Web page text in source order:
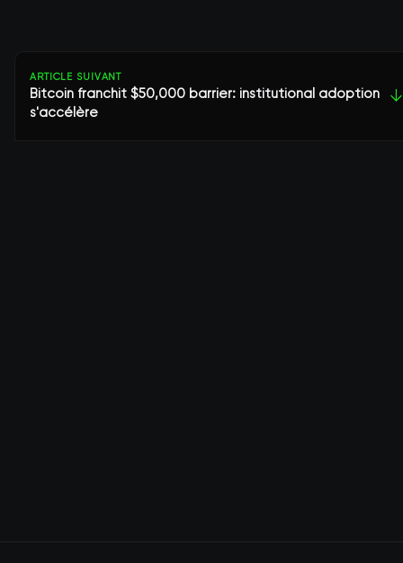
ARTICLE SUIVANT
Bitcoin franchit $50,000 barrier: institutional adoption
s'accélère
↓